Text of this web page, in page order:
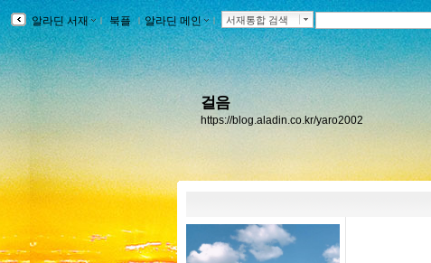
알라딘 서재 ｌ 북플ｌ알라딘 메인 ｌ 서재통합 검색
걸음
https://blog.aladin.co.kr/yaro2002